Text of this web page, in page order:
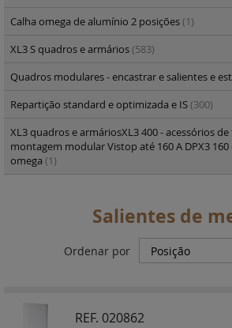
Salientes de
Ordenar por
REF. 020862
Calha omega de alumínio 2 posições(1)
XL3 S quadros e armários(583)
Quadros modulares - encastrar e salientes e
Repartição standard e optimizada e IS(300)
XL3 quadros e armáriosXL3 400 - acessórios
montagem modular Vistop até 160 A DPX3 160
omega (1)